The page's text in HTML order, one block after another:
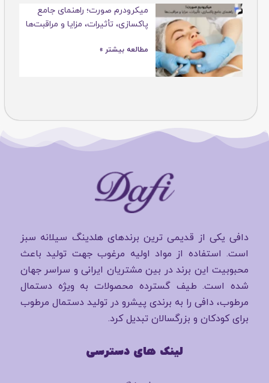
میکرودرم صورت؛ راهنمای جامع
پاکسازی، تأثیرات، مزایا و مراقبت‌ها
مطالعه بیشتر »
دافی یکی از قدیمی ترین برندهای هلدینگ سیلانه سبز
است. استفاده از مواد اولیه مرغوب جهت تولید باعث
محبوبیت این برند در بین مشتریان ایرانی و سراسر جهان
شده است. طیف گسترده محصولات به ویژه دستمال
مرطوب، دافی را به برندی پیشرو در تولید دستمال مرطوب
برای کودکان و بزرگسالان تبدیل کرد.
لینک های دسترسی